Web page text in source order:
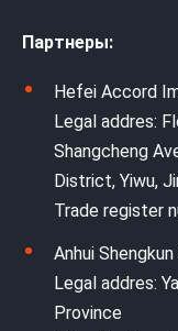
Партнеры:
Hefei Accord
Legal addres:
Shangcheng
District, Yiwu,
Trade register
Anhui
Legal addres:
Province